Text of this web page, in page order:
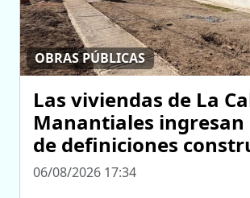
OBRAS PÚBLICAS
Las viviendas de La
Manantiales ingresan
de definiciones
06/08/2026 17:34